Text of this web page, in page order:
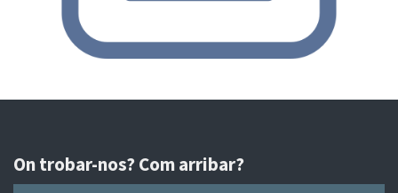
On trobar-nos? Com arribar?